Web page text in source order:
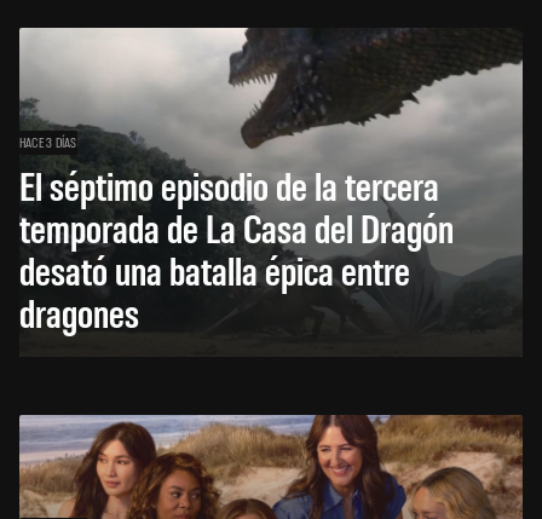
HACE 3 DÍAS
El séptimo episodio de la tercera
temporada de La Casa del Dragón
desató una batalla épica entre
dragones